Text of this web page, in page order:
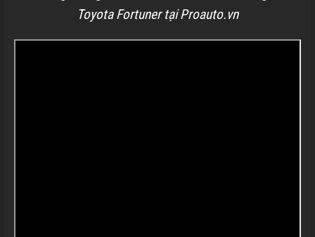
Toyota Fortuner tại Proauto.vn